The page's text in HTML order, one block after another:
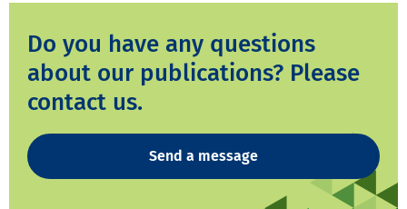
Do you have any questions
about our publications? Please
contact us.
Send a message